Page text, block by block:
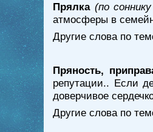
Прялка (по
атмосферы в
Другие слова по
Пряность,
репутации.. Если
доверчивое
Другие слова по